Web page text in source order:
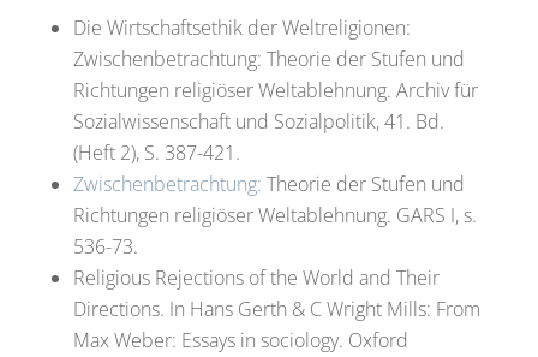
Die Wirtschaftsethik der Weltreligionen:
Zwischenbetrachtung: Theorie der Stufen und
Richtungen religiöser Weltablehnung. Archiv für
Sozialwissenschaft und Sozialpolitik, 41. Bd.
(Heft 2), S. 387-421.
Zwischenbetrachtung: Theorie der Stufen und
Richtungen religiöser Weltablehnung. GARS I, s.
536-73.
Religious Rejections of the World and Their
Directions. In Hans Gerth & C Wright Mills: From
Max Weber: Essays in sociology. Oxford